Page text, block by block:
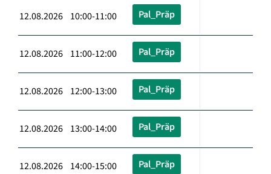
12.08.2026 10:00-11:00 Pal_Präp
12.08.2026 11:00-12:00 Pal_Präp
12.08.2026 12:00-13:00 Pal_Präp
12.08.2026 13:00-14:00 Pal_Präp
12.08.2026 14:00-15:00 Pal_Präp